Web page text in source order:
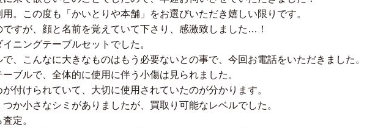
。この度も「かいとりや本舗」をお選びいただき嬉しい限りです。
すが、顔と名前を覚えていて下さり、感激致しました…！
ニングテーブルセットでした。
、こんなに大きなものはもう必要ないとの事で、今回お電話をいただきました。
ブルで、全体的に使用に伴う小傷は見られました。
付けられていて、大切に使用されていたのが分かります。
か小さなシミがありましたが、買取り可能なレベルでした。
定。